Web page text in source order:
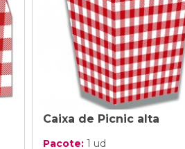
Caixa de Picnic alta
Pacote: 1 ud